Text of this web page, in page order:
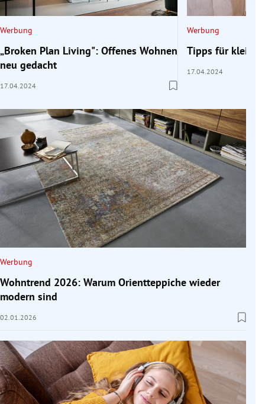
Werbung
„Broken Plan Living": Offenes Wohnen
neu gedacht
17.04.2024
Werbung
Tipps für kleine
17.04.2024
Werbung
Wohntrend 2026: Warum Orientteppiche wieder
modern sind
02.01.2026